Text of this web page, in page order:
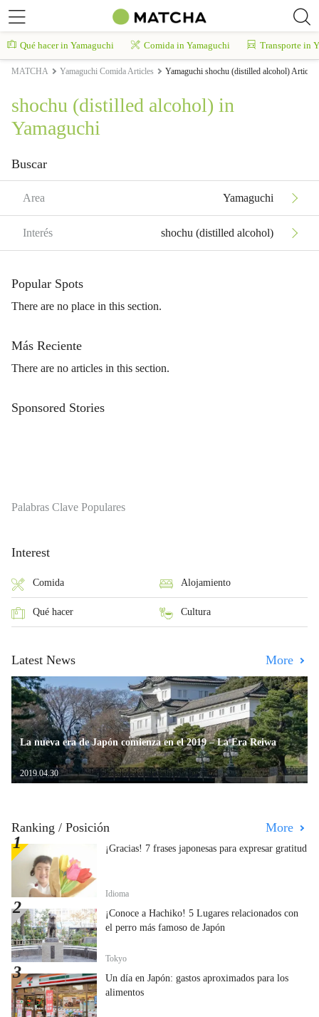
Qué hacer in Yamaguchi Comida in Yamaguchi Transporte in
MATCHA Yamaguchi Comida Articles Yamaguchi shochu (distilled alcohol) Articles
shochu (distilled alcohol) in
Yamaguchi
Buscar
Area Yamaguchi
Interés shochu (distilled alcohol)
Popular Spots
There are no place in this section.
Más Reciente
There are no articles in this section.
Sponsored Stories
Palabras Clave Populares
Interest
Comida Alojamiento
Qué hacer Cultura
Latest News More
La nueva era de Japón comienza en el 2019 – La Era Reiwa
2019.04.30
Ranking / Posición More
¡Gracias! 7 frases japonesas para expresar gratitud
Idioma
¡Conoce a Hachiko! 5 Lugares relacionados con
el perro más famoso de Japón
Tokyo
Un día en Japón: gastos aproximados para los
alimentos